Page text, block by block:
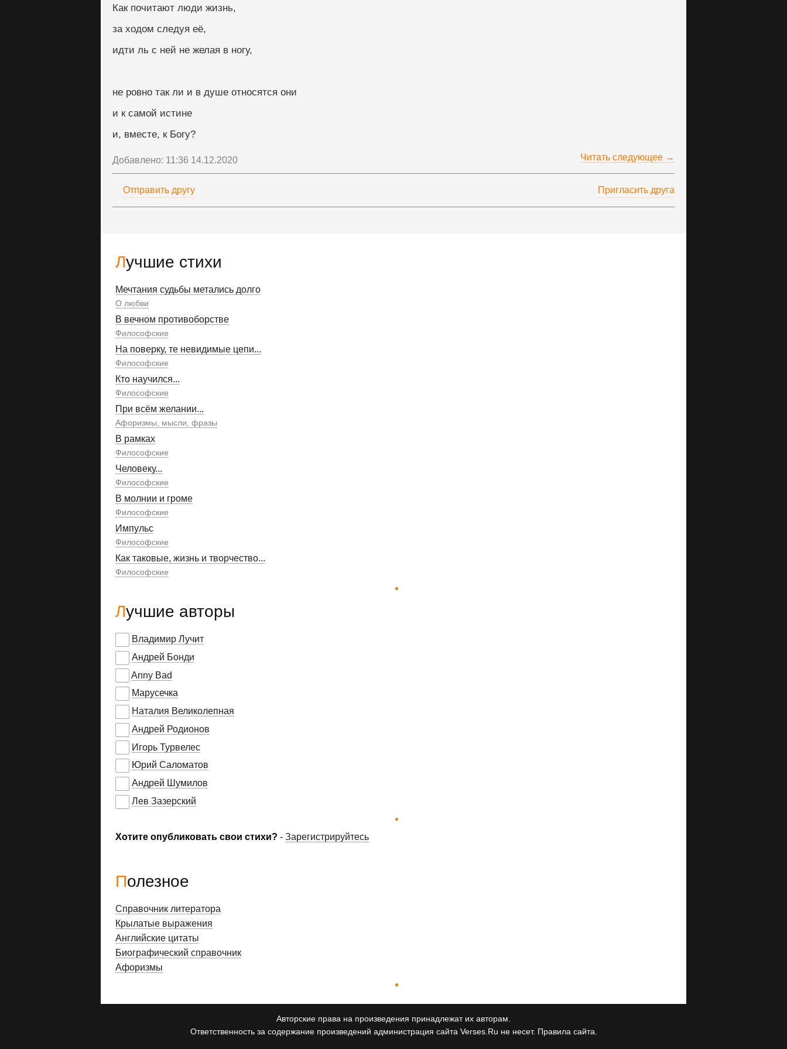
Лучшие стихи
Мечтания судьбы метались долго
О любви
В вечном противоборстве
Философские
На поверку, те невидимые цепи...
Философские
Кто научился...
Философские
При всём желании...
Афоризмы, мысли, фразы
В рамках
Философские
Человеку...
Философские
В молнии и громе
Философские
Импульс
Философские
Как таковые, жизнь и творчество...
Философские
Лучшие авторы
Владимир Лучит
Андрей Бонди
Anny Bad
Марусечка
Наталия Великолепная
Андрей Родионов
Игорь Турвелес
Юрий Саломатов
Андрей Шумилов
Лев Зазерский
Хотите опубликовать свои стихи? - Зарегистрируйтесь
Как почитают люди жизнь,
за ходом следуя её,
идти ль с ней не желая в ногу,
не ровно так ли и в душе относятся они
и к самой истине
и, вместе, к Богу?
Добавлено: 11:36 14.12.2020 Читать следующее →
Отправить другу Пригласить друга
Полезное
Справочник литератора
Крылатые выражения
Английские цитаты
Биографический справочник
Афоризмы
Авторские права на произведения принадлежат их авторам.
Ответственность за содержание произведений администрация сайта Verses.Ru не несет. Правила сайта